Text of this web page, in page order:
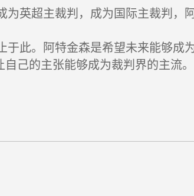
英超主裁判，成为国际主裁判，
此。阿特金森是希望未来能够成
己的主张能够成为裁判界的主流。